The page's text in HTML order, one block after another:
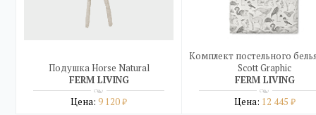
Подушка Horse Natural
FERM LIVING
Цена: 9 120₽
Комплект постельного
Scott Graphic
FERM LIVING
Цена: 12 445 ₽